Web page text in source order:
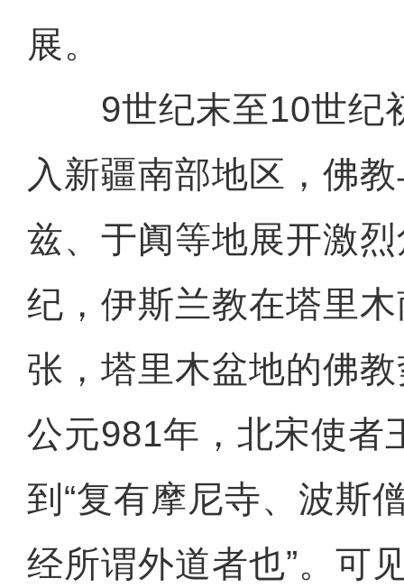
展。
9世纪末至10世纪
入新疆南部地区，佛
兹、于阗等地展开激
纪，伊斯兰教在塔里
张，塔里木盆地的佛
公元981年，北宋使者
到“复有摩尼寺、波斯
经所谓外道者也”。可